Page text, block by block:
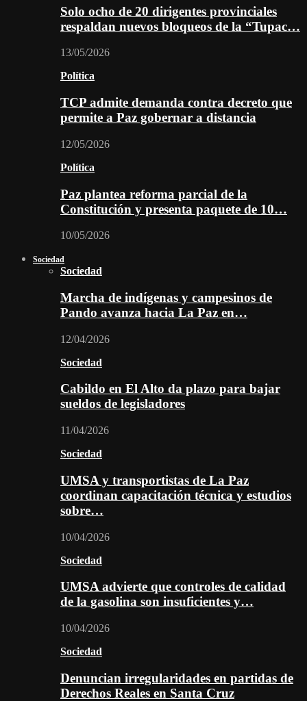
Solo ocho de 20 dirigentes provinciales
respaldan nuevos bloqueos de la “Tupac…
13/05/2026
Política
TCP admite demanda contra decreto que
permite a Paz gobernar a distancia
12/05/2026
Política
Paz plantea reforma parcial de la
Constitución y presenta paquete de 10…
10/05/2026
Sociedad
Sociedad
Marcha de indígenas y campesinos de
Pando avanza hacia La Paz en…
12/04/2026
Sociedad
Cabildo en El Alto da plazo para bajar
sueldos de legisladores
11/04/2026
Sociedad
UMSA y transportistas de La Paz
coordinan capacitación técnica y estudios
sobre…
10/04/2026
Sociedad
UMSA advierte que controles de calidad
de la gasolina son insuficientes y…
10/04/2026
Sociedad
Denuncian irregularidades en partidas de
Derechos Reales en Santa Cruz